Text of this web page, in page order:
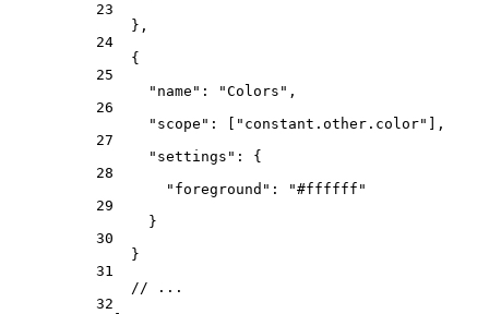
23
},
24
{
25
"name" : "Colors" ,
26
"scope" : [ "constant.other.color"
],
27
"settings" : {
28
"foreground" :
"#ffffff"
29
}
30
}
31
// ...
32